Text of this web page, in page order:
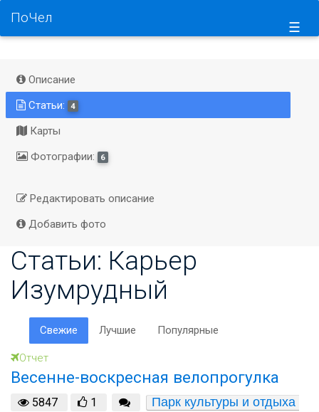
☰
ПоЧел
Описание
Статьи:
4
Карты
Фотографии:
6
Редактировать описание
Добавить фото
Статьи: Карьер
Изумрудный
Свежие Лучшие Популярные
Отчет
Весенне-воскресная велопрогулка
5847 1
Парк культуры и отдыха